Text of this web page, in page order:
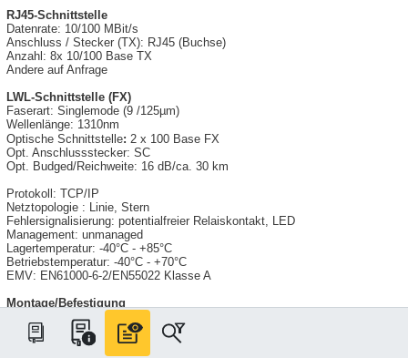
RJ45-Schnittstelle
Datenrate: 10/100 MBit/s
Anschluss / Stecker (TX): RJ45 (Buchse)
Anzahl: 8x 10/100 Base TX
Andere auf Anfrage
LWL-Schnittstelle (FX)
Faserart: Singlemode (9 /125µm)
Wellenlänge: 1310nm
Optische Schnittstelle: 2 x 100 Base FX
Opt. Anschlussstecker: SC
Opt. Budged/Reichweite: 16 dB/ca. 30 km
Protokoll: TCP/IP
Netztopologie : Linie, Stern
Fehlersignalisierung: potentialfreier Relaiskontakt, LED
Management: unmanaged
Lagertemperatur: -40°C - +85°C
Betriebstemperatur: -40°C - +70°C
EMV: EN61000-6-2/EN55022 Klasse A
Montage/Befestigung
Clip: Rastclip für DIN Hutschiene 35mm
Gewindebuchsen: Befestigungsmöglichkeit für Wall Mount Kits
bzw. zusätzliche Adapter